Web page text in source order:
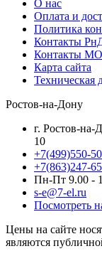
О нас
Оплата и
Политика
Контакты
Контакты МО
Карта сайта
Техническая
Ростов-на-Дону
г. Ростов-
10
+7(499)550-
+7(863)247-
Пн-Пт 9.00 -
s-e@7-el.ru
Посмотреть
Цены на сайте
являются